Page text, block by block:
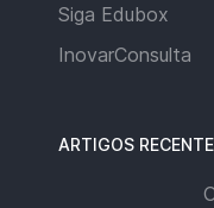
Siga Edubox
InovarConsulta
ARTIGOS